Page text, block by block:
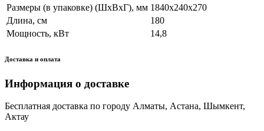
Размеры (в упаковке) (ШхВхГ), мм 1840х240х270
Длина, см
180
Мощность, кВт
14,8
Доставка и оплата
Информация о доставке
Бесплатная доставка по городу Алматы, Астана, Шымкент,
Актау